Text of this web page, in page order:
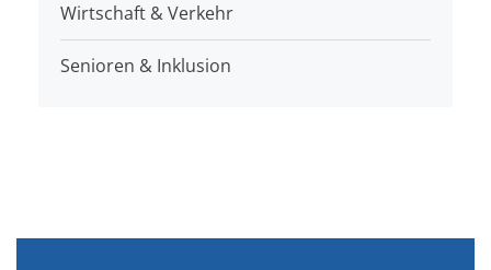
Wirtschaft & Verkehr
Senioren & Inklusion